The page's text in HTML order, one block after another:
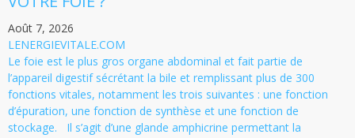
Août 7, 2026
LENERGIEVITALE.COM
Le foie est le plus gros organe abdominal et fait partie de
l’appareil digestif sécrétant la bile et remplissant plus de 300
fonctions vitales, notamment les trois suivantes : une fonction
d’épuration, une fonction de synthèse et une fonction de
stockage. Il s’agit d’une glande amphicrine permettant la